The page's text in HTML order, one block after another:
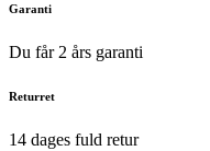
Garanti
Du får 2 års garanti
Returret
14 dages fuld retur